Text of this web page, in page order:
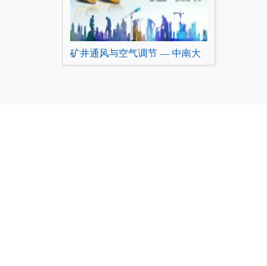
矿井通风与空气调节 — 中南大